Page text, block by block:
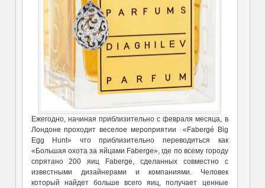
Ежегодно, начиная приблизительно с февраля месяца, в
Лондоне проходит веселое мероприятии «Fabergé Big
Egg Hunt» что приблизительно переводиться как
«Большая охота за яйцами Faberge», где по всему городу
спрятано 200 яиц Faberge, сделанных совместно с
известными дизайнерами и компаниями. Человек
который найдет больше всего яиц, получает ценные